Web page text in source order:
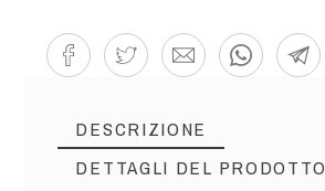
DESCRIZIONE
DETTAGLI DEL PRODOTTO